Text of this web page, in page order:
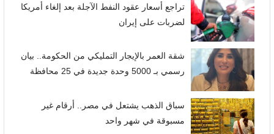
تراجع أسعار عقود النفط الآجلة بعد إلغاء أمريكا
لضربات على إيران
شقة العمر بالإيجار التمليكي من الحكومة.. بيان
رسمي بـ 5000 وحدة جديدة في 25 محافظة
سباق الذهب يشتعل في مصر.. أرقام غير
مسبوقة في شهر واحد